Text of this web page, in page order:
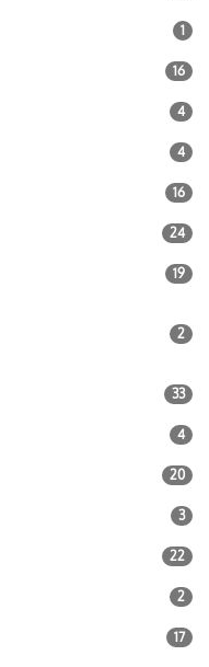
1
16
4
4
16
24
19
2
33
4
20
3
22
2
17